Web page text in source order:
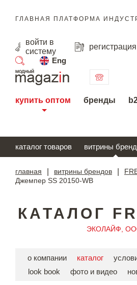
ГЛАВНАЯ ПЛАТФОРМА
войти в
систему
регистрация
Eng
поиск
купить оптом бренды
каталог товаров витрины
главная витрины брендов
Джемпер SS 20150-WB
КАТАЛОГ
ЭКОЛАЙФ,
о компании каталог
look book
фото и видео